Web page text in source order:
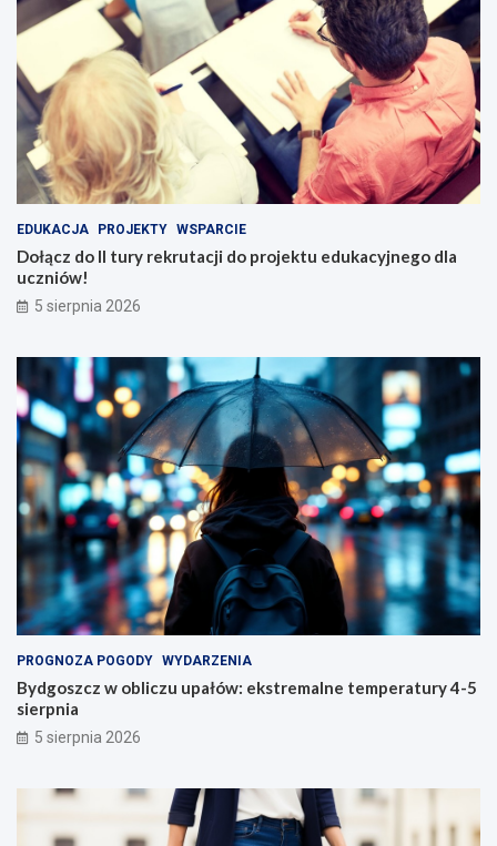
EDUKACJA PROJEKTY WSPARCIE
Dołącz do II tury rekrutacji do projektu edukacyjnego dla
uczniów!
5 sierpnia 2026
PROGNOZA POGODY WYDARZENIA
Bydgoszcz w obliczu upałów: ekstremalne temperatury 4-5
sierpnia
5 sierpnia 2026